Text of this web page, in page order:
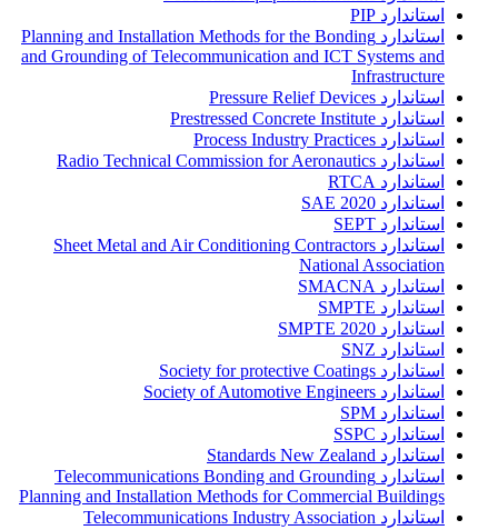
استاندارد PIP
استاندارد Planning and Installation Methods for the Bonding
and Grounding of Telecommunication and ICT Systems and
Infrastructure
استاندارد Pressure Relief Devices
استاندارد Prestressed Concrete Institute
استاندارد Process Industry Practices
استاندارد Radio Technical Commission for Aeronautics
استاندارد RTCA
استاندارد SAE 2020
استاندارد SEPT
استاندارد Sheet Metal and Air Conditioning Contractors
National Association
استاندارد SMACNA
استاندارد SMPTE
استاندارد SMPTE 2020
استاندارد SNZ
استاندارد Society for protective Coatings
استاندارد Society of Automotive Engineers
استاندارد SPM
استاندارد SSPC
استاندارد Standards New Zealand
استاندارد Telecommunications Bonding and Grounding
Planning and Installation Methods for Commercial Buildings
استاندارد Telecommunications Industry Association